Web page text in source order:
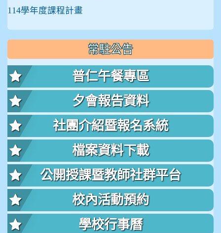
114學年度課程計畫
常駐公告
普仁午餐專區
夕會報告資料
社團介紹暨報名系統
檔案資料下載
公開授課暨教師社群平台
校內活動預約
學校行事曆